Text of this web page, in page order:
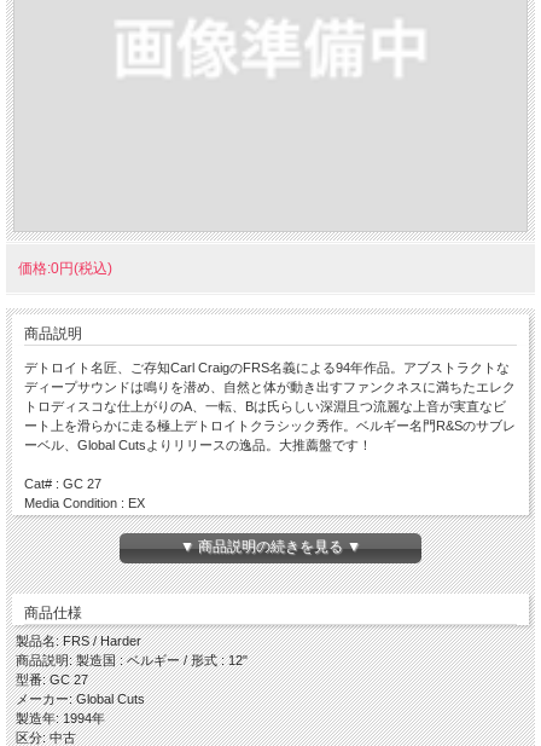
価格:0円(税込)
商品説明
デトロイト名匠、ご存知Carl CraigのFRS名義による94年作品。アブストラクトな
ディープサウンドは鳴りを潜め、自然と体が動き出すファンクネスに満ちたエレク
トロディスコな仕上がりのA、一転、Bは氏らしい深淵且つ流麗な上音が実直なビ
ート上を滑らかに走る極上デトロイトクラシック秀作。ベルギー名門R&Sのサブレ
ーベル、Global Cutsよりリリースの逸品。大推薦盤です！
Cat# : GC 27
Media Condition : EX
Sleeve Condition : EX
Press : 1994 / Belgium
Side A
・ Love Is The Message
Side B
・ Theme From FRS
▼ 商品説明の続きを見る ▼
商品仕様
製品名: FRS / Harder
商品説明: 製造国 : ベルギー / 形式 : 12"
型番: GC 27
メーカー: Global Cuts
製造年: 1994年
区分: 中古